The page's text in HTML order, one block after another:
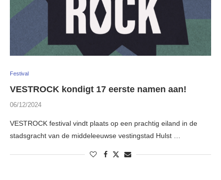
Festival
VESTROCK kondigt 17 eerste namen aan!
06/12/2024
VESTROCK festival vindt plaats op een prachtig eiland in de
stadsgracht van de middeleeuwse vestingstad Hulst …